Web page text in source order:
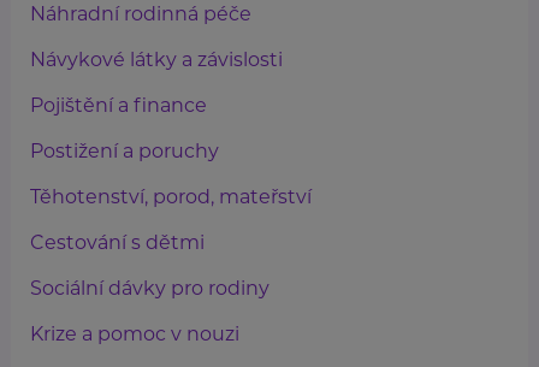
Náhradní rodinná péče
Návykové látky a závislosti
Pojištění a finance
Postižení a poruchy
Těhotenství, porod, mateřství
Cestování s dětmi
Sociální dávky pro rodiny
Krize a pomoc v nouzi